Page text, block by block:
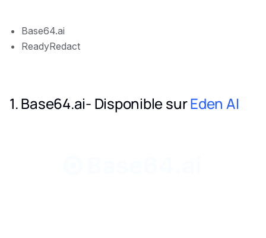
Base64.ai
ReadyRedact
1. Base64.ai- Disponible surEden AI